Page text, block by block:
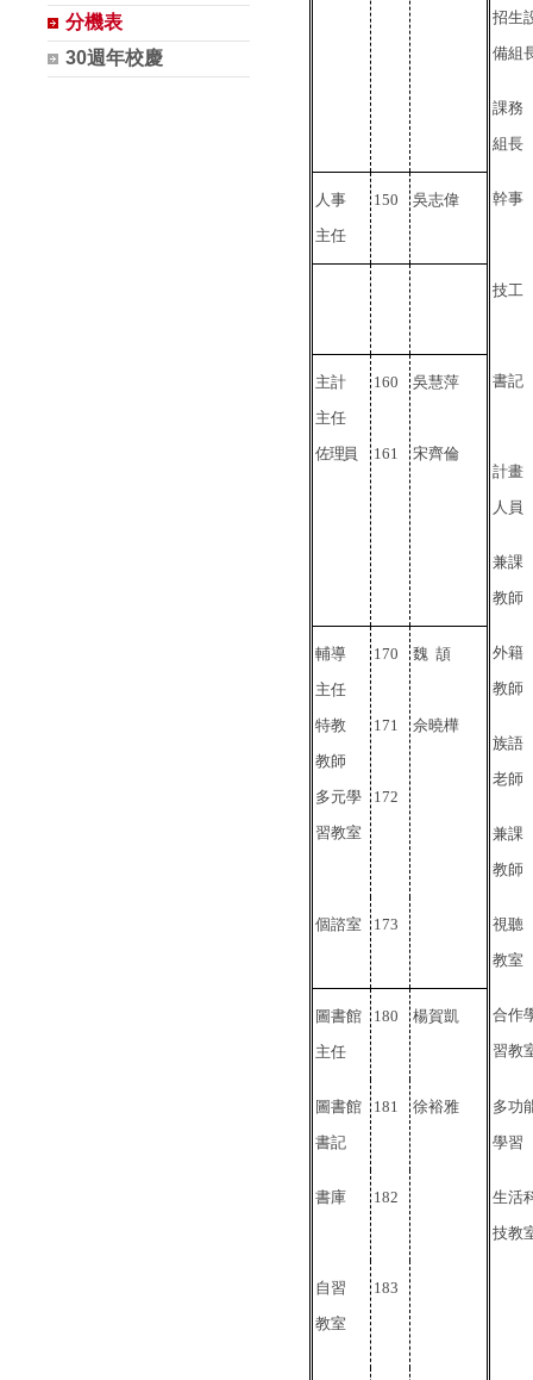
分機表
30週年校慶
招生
備組
課務
組長
人事
主任
150 吳志偉 幹事
技工
主計
主任
佐理員
160
161
吳慧萍
宋齊倫
書記
計畫
人員
兼課
教師
輔導
主任
特教
教師
多元學
習教室
170
171
172
魏 頡
佘曉樺
外籍
教師
族語
老師
兼課
教師
個諮室 173
視聽
教室
圖書館
主任
180 楊賀凱
合作
習教
圖書館
書記
181 徐裕雅
多功
學習
書庫 182
生活
技教
自習
教室
183